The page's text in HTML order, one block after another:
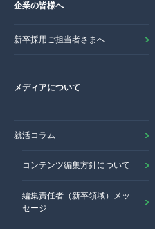
企業の皆様へ
新卒採用ご担当者さまへ
メディアについて
就活コラム
コンテンツ編集方針について
編集責任者（新卒領域）メッ
セージ